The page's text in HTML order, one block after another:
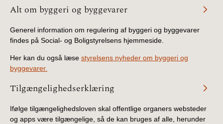
Alt om byggeri og byggevarer
Generel information om regulering af byggeri og byggevarer
findes på Social- og Boligstyrelsens hjemmeside.
Her kan du også læse styrelsens nyheder om byggeri og
byggevarer.
Tilgængelighedserklæring
Ifølge tilgængelighedsloven skal offentlige organers websteder
og apps være tilgængelige, så de kan bruges af alle, herunder